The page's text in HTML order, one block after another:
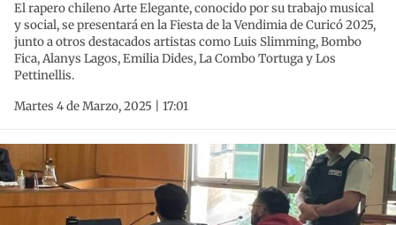
El rapero chileno Arte Elegante, conocido por su trabajo musical
y social, se presentará en la Fiesta de la Vendimia de Curicó 2025,
junto a otros destacados artistas como Luis Slimming, Bombo
Fica, Alanys Lagos, Emilia Dides, La Combo Tortuga y Los
Pettinellis.
Martes 4 de Marzo, 2025 | 17:01